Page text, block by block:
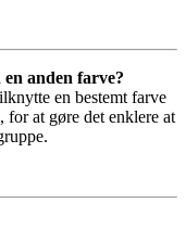
anden farve?
en bestemt farve
for at gøre det enklere at